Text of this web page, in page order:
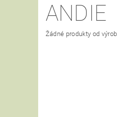
ANDIE
Žádné produkty od